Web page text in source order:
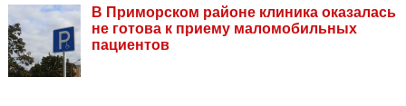
В Приморском районе клиника оказалась
не готова к приему маломобильных
пациентов